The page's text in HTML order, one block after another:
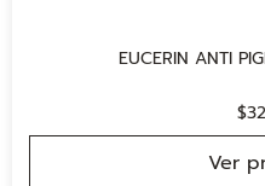
EUCERIN ANTI
$
Ver